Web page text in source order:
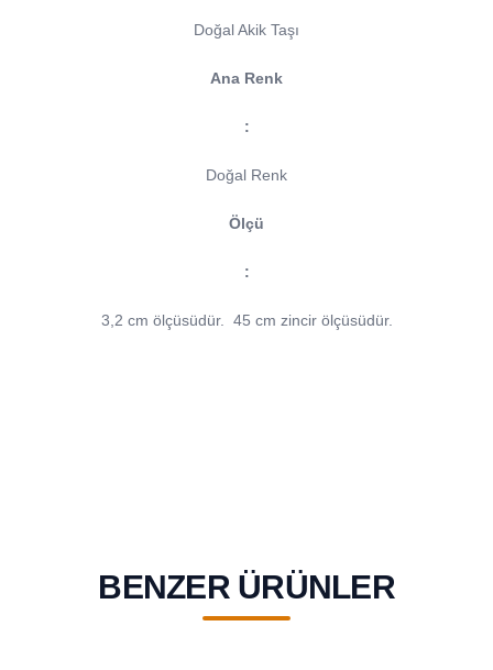
Doğal Akik Taşı
Ana Renk
:
Doğal Renk
Ölçü
:
3,2 cm ölçüsüdür. 45 cm zincir ölçüsüdür.
BENZER ÜRÜNLER